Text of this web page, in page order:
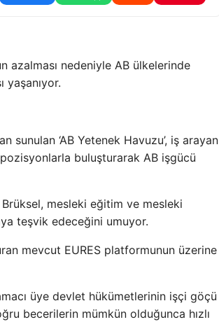
azalması nedeniyle AB ülkelerinde
yaşanıyor.
‘AB Yetenek Havuzu’, iş arayan
buluşturarak AB işgücü
Brüksel, mesleki eğitim ve mesleki
teşvik edeceğini umuyor.
mevcut EURES platformunun üzerine
üye devlet hükümetlerinin işçi göçü
becerilerin mümkün olduğunca hızlı